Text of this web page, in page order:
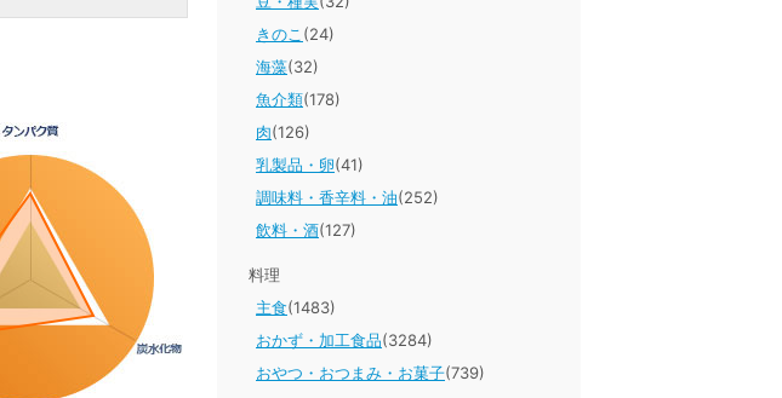
きのこ (24)
海藻(32)
魚介類(178)
肉(126)
乳製品・卵(41)
調味料・香辛料・油(252)
飲料・酒(127)
料理
主食(1483)
おかず・加工食品(3284)
おやつ・おつまみ・お菓子(739)